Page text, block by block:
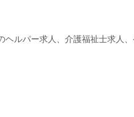
ルパー求人、介護福祉士求人